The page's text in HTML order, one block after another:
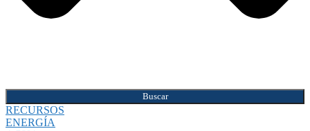
Buscar
RECURSOS
ENERGÍA